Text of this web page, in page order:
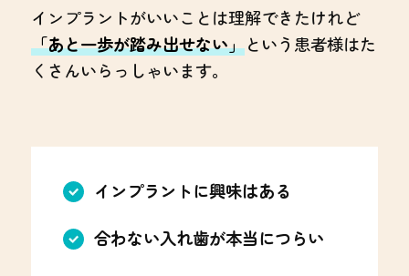
インプラントがいいことは理解できたけれど
「あと一歩が踏み出せない」という患者様はた
くさんいらっしゃいます。
インプラントに興味はある
合わない入れ歯が本当につらい